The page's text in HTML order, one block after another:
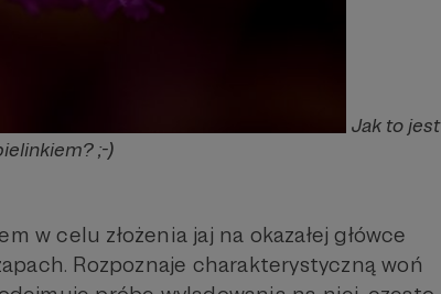
Jak to jest
;-)
w celu złożenia jaj na okazałej główce
Rozpoznaje charakterystyczną woń